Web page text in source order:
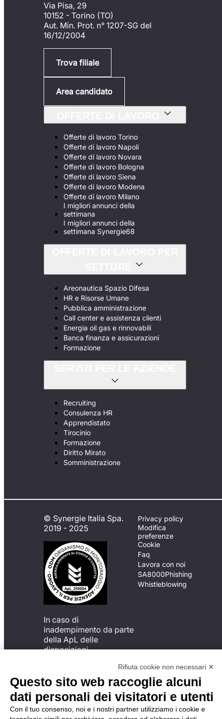
Via Pisa, 29
10152 - Torino (TO)
Aut. Min. Prot. n° 1207-SG del
16/12/2004
Trova filiale
Area candidato
Offerte di lavoro Torino
Offerte di lavoro Napoli
Offerte di lavoro Novara
Offerte di lavoro Bologna
Offerte di lavoro Siena
Offerte di lavoro Modena
Offerte di lavoro Milano
I migliori annunci della
settimana
I migliori annunci della
settimana Synergie68
Areonautica Spazio Difesa
HR e Risorse Umane
Pubblica amministrazione
Call center e assistenza clienti
Energia oil gas e rinnovabili
Banca finanza e assicurazioni
Formazione
Recruiting
Consulenza HR
Apprendistato
Tirocinio
Formazione
Diritto Mirato
Somministrazione
© Synergie Italia Spa.
2019 - 2025
In caso di
inadempimento da parte
della ApL delle
disposizioni
possibile presentare un
reclamo
all’Organismo di
Monitoraggio utilizzando
una delle modalità
Privacy policy
Modifica
preferenze
Cookie
Faq
Lavora con noi
SA8000Phishing
Whistleblowing
Rifiuta cookie non necessari ✕
Questo sito web raccoglie alcuni
dati personali dei visitatori e utenti
Con il tuo consenso, noi e i nostri partner utilizziamo i cookie e